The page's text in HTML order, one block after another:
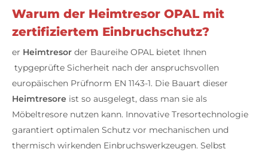
Warum der Heimtresor OPAL mit
zertifiziertem Einbruchschutz?
er Heimtresor der Baureihe OPAL bietet Ihnen
typgeprüfte Sicherheit nach der anspruchsvollen
europäischen Prüfnorm EN 1143-1. Die Bauart dieser
Heimtresore ist so ausgelegt, dass man sie als
Möbeltresore nutzen kann. Innovative Tresortechnologie
garantiert optimalen Schutz vor mechanischen und
thermisch wirkenden Einbruchswerkzeugen. Selbst